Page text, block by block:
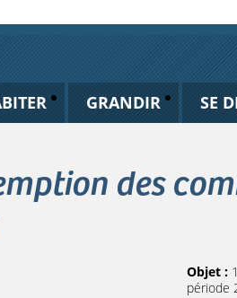
GRANDIR SE
des
Objet :
période